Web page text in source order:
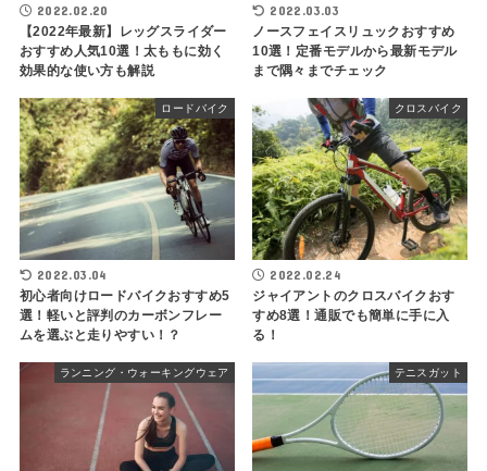
2022.02.20
【2022年最新】レッグスライダー
おすすめ人気10選！太ももに効く
効果的な使い方も解説
2022.03.03
ノースフェイスリュックおすすめ
10選！定番モデルから最新モデル
まで隅々までチェック
ロードバイク
2022.03.04
初心者向けロードバイクおすすめ5
選！軽いと評判のカーボンフレー
ムを選ぶと走りやすい！？
クロスバイク
2022.02.24
ジャイアントのクロスバイクおす
すめ8選！通販でも簡単に手に入
る！
ランニング・ウォーキングウェア テニスガット